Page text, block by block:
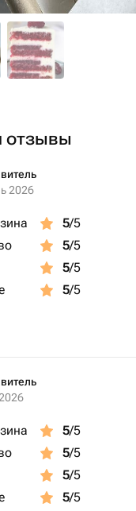
отзывы
2026
5/5
5/5
5/5
5/5
5/5
5/5
5/5
5/5